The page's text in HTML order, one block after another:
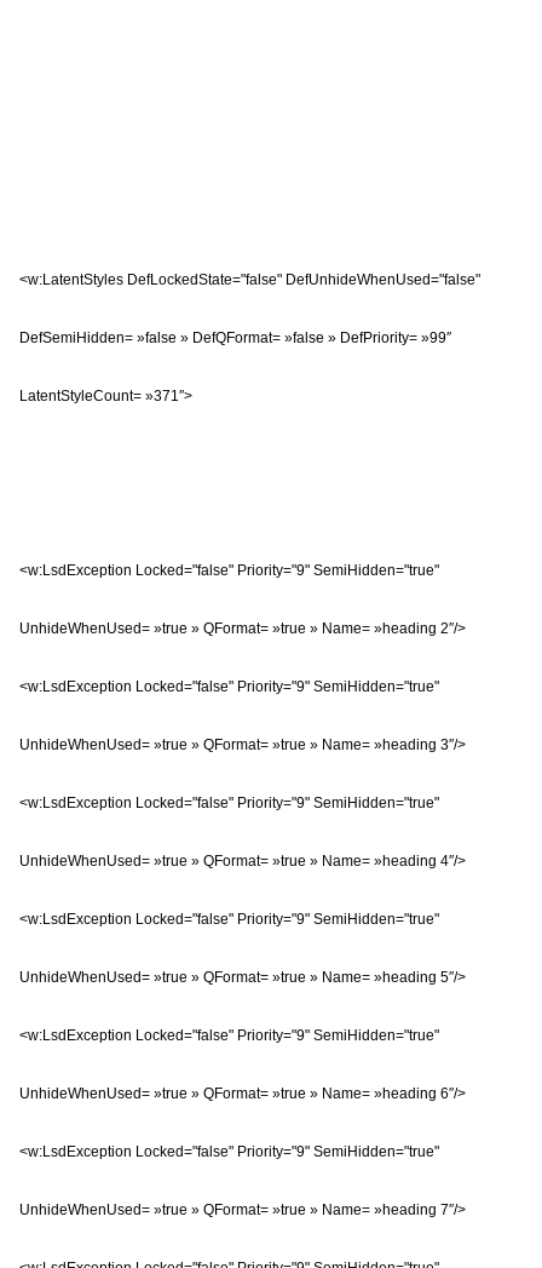
<w:LatentStyles DefLockedState="false" DefUnhideWhenUsed="false"
DefSemiHidden= »false » DefQFormat= »false » DefPriority= »99″
LatentStyleCount= »371″>
<w:LsdException Locked="false" Priority="9" SemiHidden="true"
UnhideWhenUsed= »true » QFormat= »true » Name= »heading 2″/>
<w:LsdException Locked="false" Priority="9" SemiHidden="true"
UnhideWhenUsed= »true » QFormat= »true » Name= »heading 3″/>
<w:LsdException Locked="false" Priority="9" SemiHidden="true"
UnhideWhenUsed= »true » QFormat= »true » Name= »heading 4″/>
<w:LsdException Locked="false" Priority="9" SemiHidden="true"
UnhideWhenUsed= »true » QFormat= »true » Name= »heading 5″/>
<w:LsdException Locked="false" Priority="9" SemiHidden="true"
UnhideWhenUsed= »true » QFormat= »true » Name= »heading 6″/>
<w:LsdException Locked="false" Priority="9" SemiHidden="true"
UnhideWhenUsed= »true » QFormat= »true » Name= »heading 7″/>